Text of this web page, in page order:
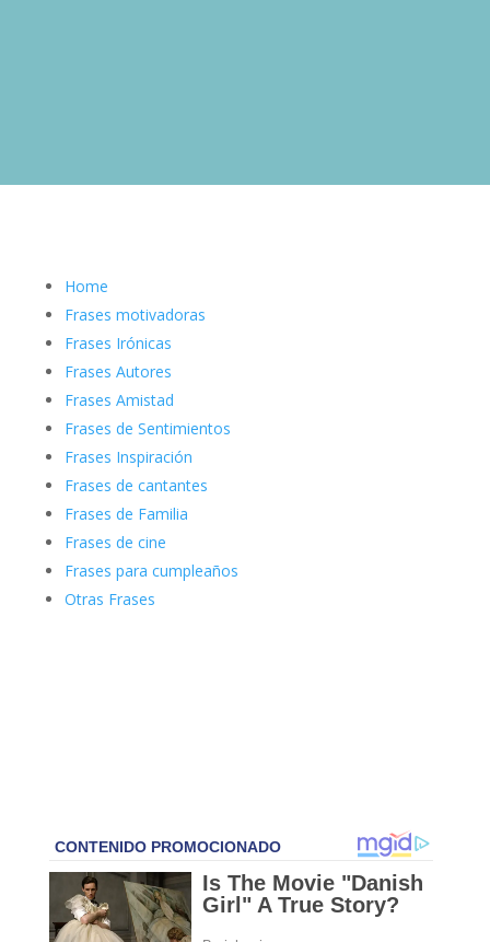
Home
Frases motivadoras
Frases Irónicas
Frases Autores
Frases Amistad
Frases de Sentimientos
Frases Inspiración
Frases de cantantes
Frases de Familia
Frases de cine
Frases para cumpleaños
Otras Frases